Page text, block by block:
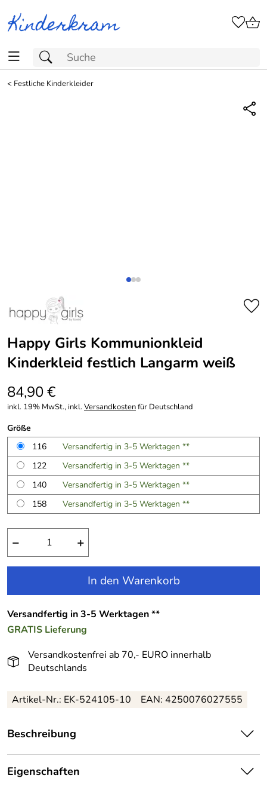
< Festliche Kinderkleider
Happy Girls Kommunionkleid
Kinderkleid festlich Langarm weiß
84,90 €
inkl. 19% MwSt., inkl.Versandkostenfür Deutschland
Größe
116
Versandfertig in 3-5 Werktagen **
122
Versandfertig in 3-5 Werktagen **
140
Versandfertig in 3-5 Werktagen **
158
Versandfertig in 3-5 Werktagen **
− +
In den Warenkorb
Versandfertig in 3-5 Werktagen **
GRATIS Lieferung
Versandkostenfrei ab 70,- EURO innerhalb
Deutschlands
Artikel-Nr.: EK-524105-10 EAN: 4250076027555
Beschreibung
Happy Girls Kommunionkleid Kinderkleid festlich
Langarm weiß:
Eigenschaften